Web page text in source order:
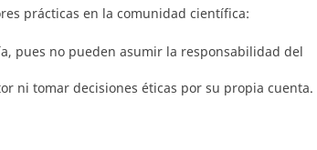
prácticas en la comunidad científica:
pues no pueden asumir la responsabilidad del
ni tomar decisiones éticas por su propia cuenta.